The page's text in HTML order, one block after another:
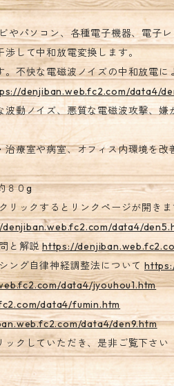
パソコン、各種電子機器、電子
渉して中和放電変換します。
不快な電磁波ノイズの中和放電
denjiban.web.fc2.com/data4/
動ノイズ、悪質な電磁波攻撃、
療室や病室、オフィス内環境を
８０g
ックするとリンクページが開きま
data4/
と解説https://
ング自律神経調整法について
data4/jyouhou1.htm
data4/fumin.htm
data4/den9.htm
クしていただき、是非ご覧下さい